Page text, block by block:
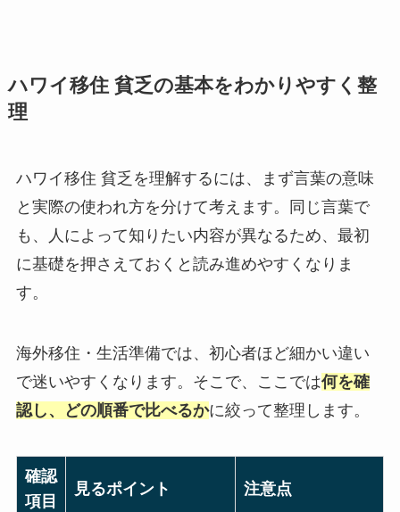
ハワイ移住 貧乏の基本をわかりやすく整
理
ハワイ移住 貧乏を理解するには、まず言葉の意味
と実際の使われ方を分けて考えます。同じ言葉で
も、人によって知りたい内容が異なるため、最初
に基礎を押さえておくと読み進めやすくなりま
す。
海外移住・生活準備では、初心者ほど細かい違い
で迷いやすくなります。そこで、ここでは何を確
認し、どの順番で比べるかに絞って整理します。
確認
項目
見るポイント 注意点